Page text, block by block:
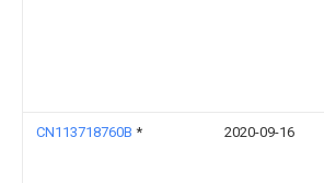
CN113718760B * 2020-09-16